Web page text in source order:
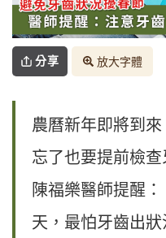
分享 放大字體
農曆新年即將到
忘了也要提前檢
陳福樂醫師提醒
天，最怕牙齒出